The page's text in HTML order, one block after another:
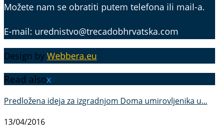
Možete nam se obratiti putem telefona ili mail-a.
E-mail: urednistvo@trecadobhrvatska.com
Design by Webbera.eu
Read alsox
Predložena ideja za izgradnjom Doma umirovljenika u...
13/04/2016